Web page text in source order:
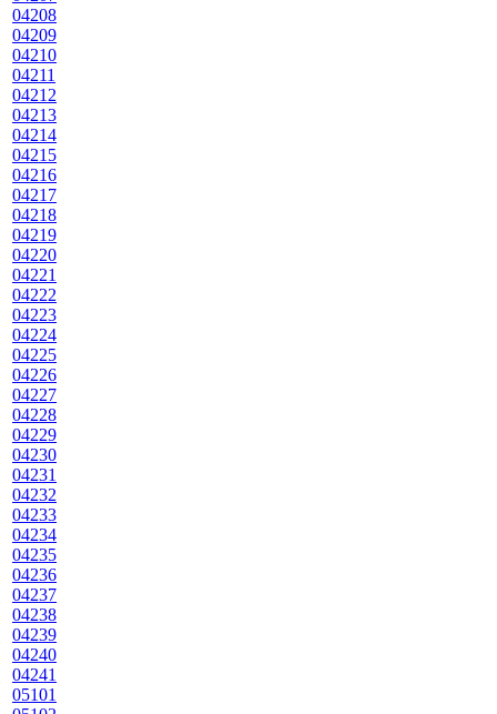
04208
04209
04210
04211
04212
04213
04214
04215
04216
04217
04218
04219
04220
04221
04222
04223
04224
04225
04226
04227
04228
04229
04230
04231
04232
04233
04234
04235
04236
04237
04238
04239
04240
04241
05101